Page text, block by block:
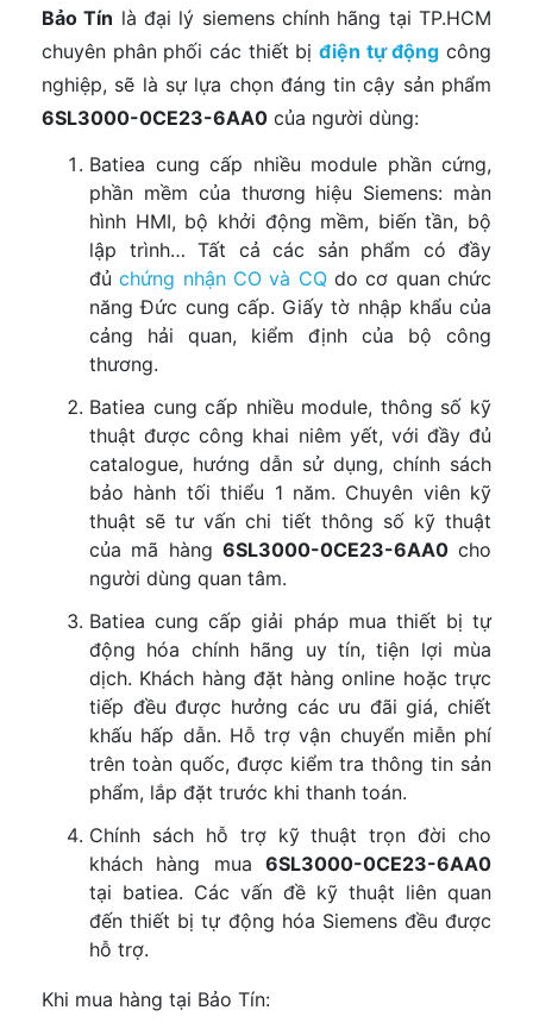
Bảo Tín là đại lý siemens chính hãng tại TP.HCM
chuyên phân phối các thiết bị điện tự động công
nghiệp, sẽ là sự lựa chọn đáng tin cậy sản phẩm
6SL3000-0CE23-6AA0 của người dùng:
Batiea cung cấp nhiều module phần cứng,
phần mềm của thương hiệu Siemens: màn
hình HMI, bộ khởi động mềm, biến tần, bộ
lập trình… Tất cả các sản phẩm có đầy
đủchứng nhận CO và CQdo cơ quan chức
năng Đức cung cấp. Giấy tờ nhập khẩu của
cảng hải quan, kiểm định của bộ công
thương.
Batiea cung cấp nhiều module, thông số kỹ
thuật được công khai niêm yết, với đầy đủ
catalogue, hướng dẫn sử dụng, chính sách
bảo hành tối thiểu 1 năm. Chuyên viên kỹ
thuật sẽ tư vấn chi tiết thông số kỹ thuật
của mã hàng 6SL3000-0CE23-6AA0cho
người dùng quan tâm.
Batiea cung cấp giải pháp mua thiết bị tự
động hóa chính hãng uy tín, tiện lợi mùa
dịch. Khách hàng đặt hàng online hoặc trực
tiếp đều được hưởng các ưu đãi giá, chiết
khấu hấp dẫn. Hỗ trợ vận chuyển miễn phí
trên toàn quốc, được kiểm tra thông tin sản
phẩm, lắp đặt trước khi thanh toán.
Chính sách hỗ trợ kỹ thuật trọn đời cho
khách hàng mua 6SL3000-0CE23-6AA0
tại batiea. Các vấn đề kỹ thuật liên quan
đến thiết bị tự động hóa Siemens đều được
hỗ trợ.
Khi mua hàng tại Bảo Tín: